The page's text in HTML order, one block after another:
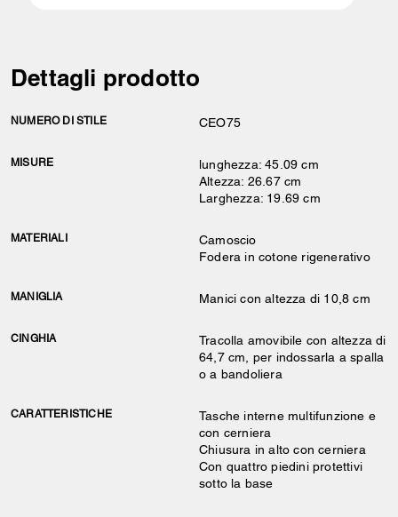
Dettagli prodotto
NUMERO DI STILE CEO75
MISURE
lunghezza: 45.09 cm
Altezza: 26.67 cm
Larghezza: 19.69 cm
MATERIALI
Camoscio
Fodera in cotone rigenerativo
MANIGLIA Manici con altezza di 10,8 cm
CINGHIA
Tracolla amovibile con altezza di
64,7 cm, per indossarla a spalla
o a bandoliera
CARATTERISTICHE
Tasche interne multifunzione e
con cerniera
Chiusura in alto con cerniera
Con quattro piedini protettivi
sotto la base